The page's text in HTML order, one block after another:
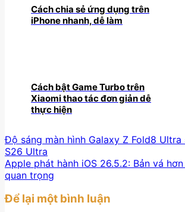
Cách chia sẻ ứng dụng trên
iPhone nhanh, dễ làm
Cách bật Game Turbo trên
Xiaomi thao tác đơn giản dễ
thực hiện
Độ sáng màn hình Galaxy Z Fold8
S26 Ultra
Apple phát hành iOS 26.5.2: Bản vá
quan trọng
Để lại một bình luận